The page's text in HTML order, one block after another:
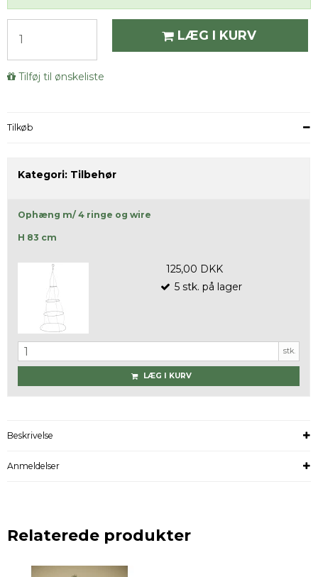
LÆG I KURV
Tilføj til ønskeliste
Tilkøb
Kategori: Tilbehør
Ophæng m/ 4 ringe og wire
H 83 cm
125,00 DKK
5 stk. på lager
stk.
LÆG I KURV
Beskrivelse
Anmeldelser
Relaterede produkter